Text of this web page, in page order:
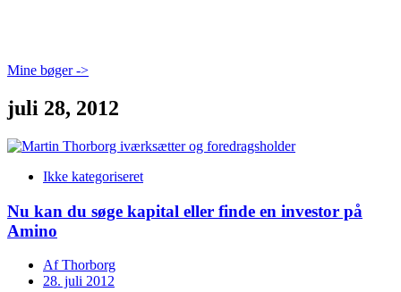
Mine bøger ->
juli 28, 2012
Ikke kategoriseret
Nu kan du søge kapital eller finde en investor på
Amino
AfThorborg
28. juli 2012